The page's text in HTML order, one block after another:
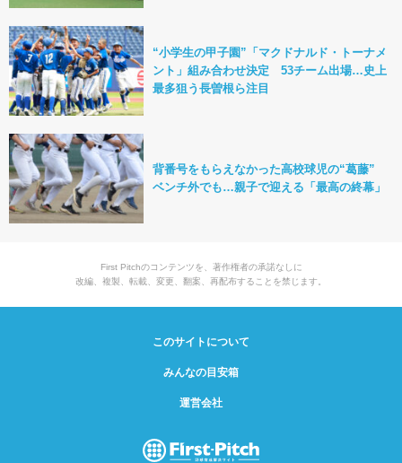
“小学生の甲子園”「マクドナルド・トーナメ
ント」組み合わせ決定 53チーム出場…史上
最多狙う長曽根ら注目
背番号をもらえなかった高校球児の“葛藤”
ベンチ外でも…親子で迎える「最高の終幕」
First Pitchのコンテンツを、著作権者の承諾なしに
改編、複製、転載、変更、翻案、再配布することを禁じます。
このサイトについて
みんなの目安箱
運営会社